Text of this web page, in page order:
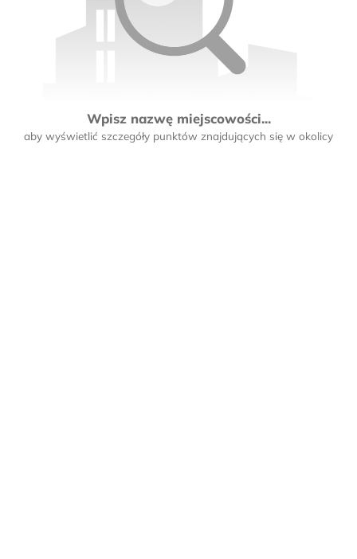
Wpisz nazwę miejscowości...
aby wyświetlić szczegóły punktów znajdujących się w okolicy